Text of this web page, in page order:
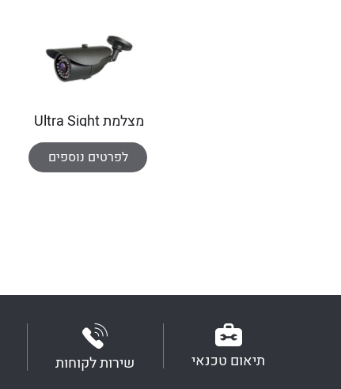
מצלמת Ultra Sight
IP
לפרטים נוספים
תיאום טכנאי שירות לקוחות